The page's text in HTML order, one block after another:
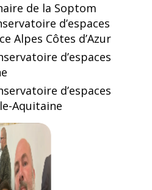
de la Soptom
d’espaces
Alpes Côtes d’Azur
d’espaces
d’espaces
Aquitaine